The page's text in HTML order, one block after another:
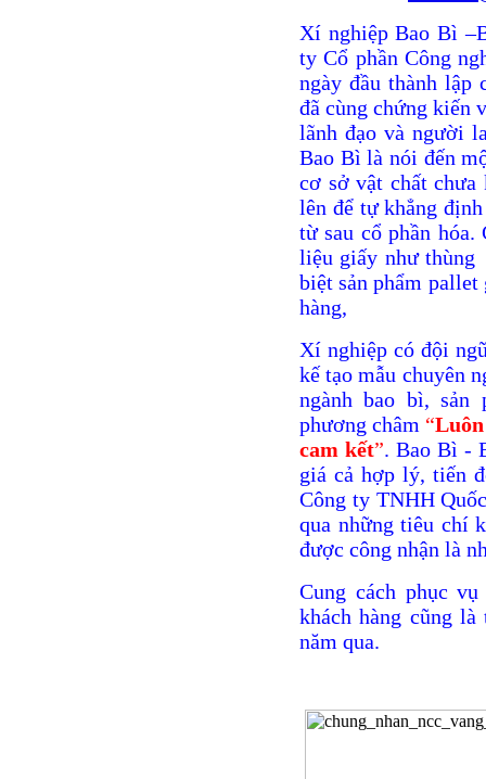
Xí nghiệp Bao Bì
ty Cổ phần Công
ngày đầu thành lập
đã cùng chứng kiến
lãnh đạo và người
Bao Bì là nói đến
cơ sở vật chất
lên để tự khẳng
từ sau cổ phần hóa.
liệu giấy như
biệt sản phẩm
hàng,
Xí nghiệp có đội
kế tạo mẫu chuyên
ngành bao bì, sản
phương châm “
cam kết”. Bao Bì -
giá cả hợp lý, tiến
Công ty TNHH
qua những tiêu chí
được công nhận là
Cung cách phục
khách hàng cũng
năm qua.